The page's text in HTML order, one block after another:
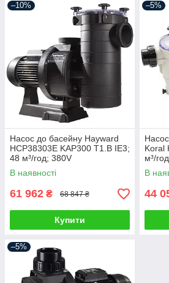
–10%
Насос до басейну Hayward
HCP38303E KAP300 T1.B IE3;
48 м³/год; 380V
В наявності
61 962 ₴ 68 847 ₴
Купити
–5%
Koral
м³/
В
44
–5%